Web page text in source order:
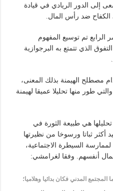
إلى الدور الريادي في قيادة
ضد رأس المال.
تم توسيع المفهوم
الذي تتمتع به البرجوازية
مصطلح الهيمنة بذلك المعنى،
طور منها تحليلا عميقا لهيمنة
هي طبيعة الثورة في
أكثر ثباتا ورسوخا من نظيرتها
السيطرة الاجتماعية،
أنفسهم. وفقا لغرامشي:
المدني فكان بدائيا وهلاميا؛